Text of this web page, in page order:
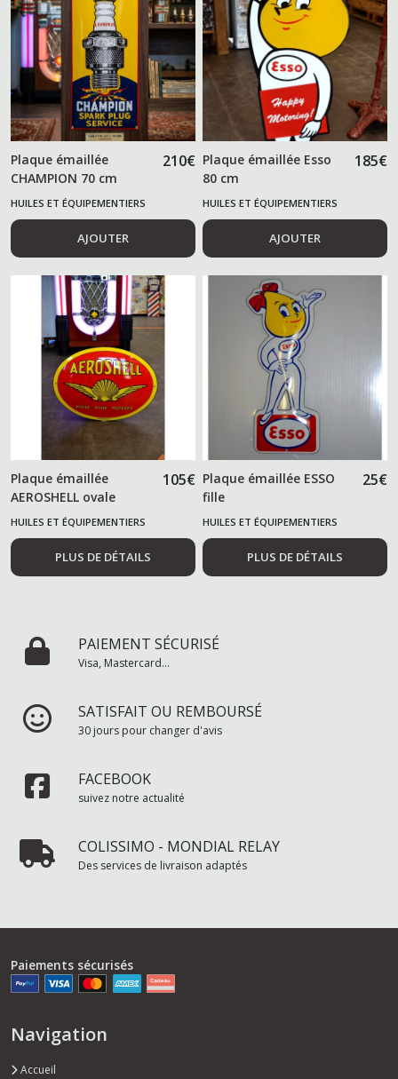
Plaque émaillée
CHAMPION 70 cm
210€
HUILES ET ÉQUIPEMENTIERS
AUTOMOBILES
AJOUTER
Plaque émaillée Esso
80 cm
185€
HUILES ET ÉQUIPEMENTIERS
AUTOMOBILES
AJOUTER
Plaque émaillée
AEROSHELL ovale
105€
HUILES ET ÉQUIPEMENTIERS
AUTOMOBILES
PLUS DE DÉTAILS
Plaque émaillée ESSO
fille
25€
HUILES ET ÉQUIPEMENTIERS
AUTOMOBILES
PLUS DE DÉTAILS
PAIEMENT SÉCURISÉ
Visa, Mastercard...
SATISFAIT OU REMBOURSÉ
30 jours pour changer d'avis
FACEBOOK
suivez notre actualité
COLISSIMO - MONDIAL RELAY
Des services de livraison adaptés
Paiements sécurisés
Navigation
Accueil